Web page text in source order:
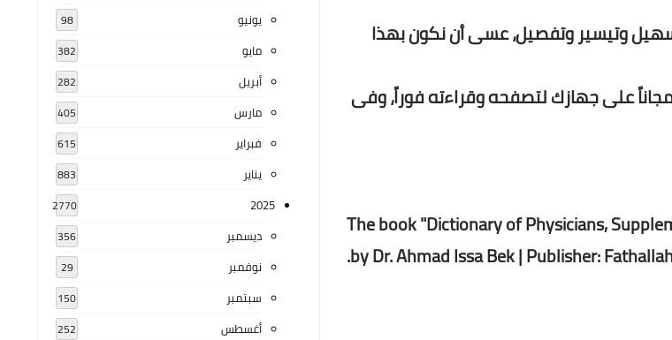
وتيسير وتفصيل، عسى أن نكون بهذا
مجاناً على جهازك لتصفحه وقراءته فوراً، وفى
The book "Dictionary of Physicians,
by Dr. Ahmad Issa Bek | Publisher:
يونيو 98
مايو 382
أبريل 282
مارس 405
فبراير 615
يناير 883
2025
2770
ديسمبر 356
نوفمبر 29
سبتمبر 150
أغسطس 252